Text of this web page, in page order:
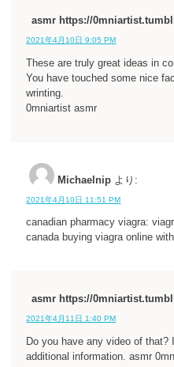
asmr https://
2021年4月10日 9:05 PM
These are truly great ideas in
You have touched some nice
wrinting.
0mniartist asmr
Michaelnip より:
2021年4月10日 11:51 PM
canadian pharmacy viagra:
canada buying viagra online
asmr https://
2021年4月11日 1:40 PM
Do you have any video of that?
additional information. asmr